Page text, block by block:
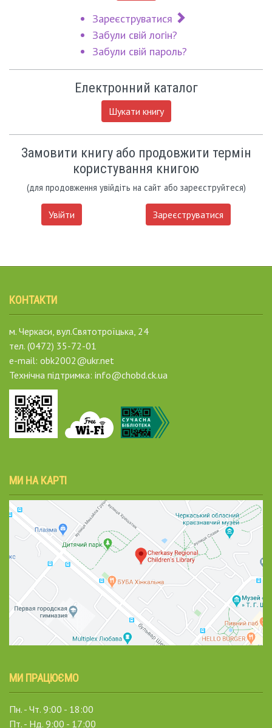
Зареєструватися
Забули свій логін?
Забули свій пароль?
Електронний каталог
Шукати книгу
Замовити книгу або продовжити термін
користування книгою
(для продовження увійдіть на сайт або зареєструйтеся)
Увійти Зареєструватися
КОНТАКТИ
м. Черкаси, вул.Святотроїцька, 24
тел. (0472) 35-72-01
e-mail: obk2002@ukr.net
Технічна підтримка: info@chobd.ck.ua
МИ НА КАРТІ
МИ ПРАЦЮЄМО
Пн. - Чт. 9:00 - 18:00
Пт. - Нд. 9:00 - 17:00